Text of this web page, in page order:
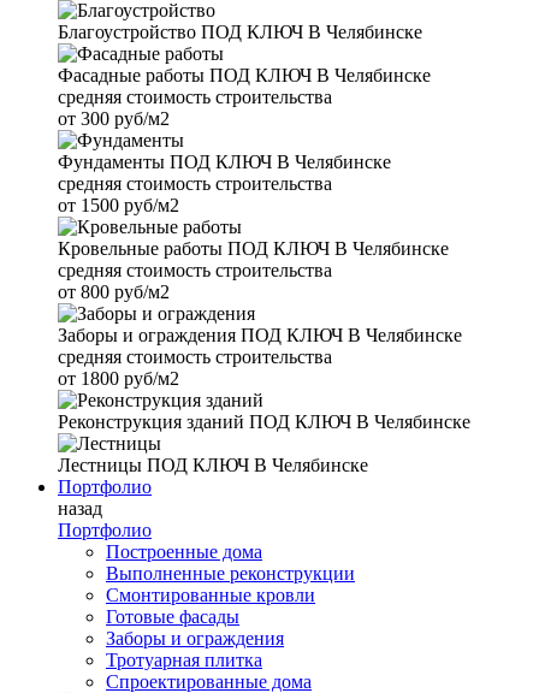
Благоустройство ПОД КЛЮЧ В Челябинске
Фасадные работы ПОД КЛЮЧ В Челябинске
средняя стоимость строительства
от 300 руб/м2
Фундаменты ПОД КЛЮЧ В Челябинске
средняя стоимость строительства
от 1500 руб/м2
Кровельные работы ПОД КЛЮЧ В Челябинске
средняя стоимость строительства
от 800 руб/м2
Заборы и ограждения ПОД КЛЮЧ В Челябинске
средняя стоимость строительства
от 1800 руб/м2
Реконструкция зданий ПОД КЛЮЧ В Челябинске
Лестницы ПОД КЛЮЧ В Челябинске
Портфолио
назад
Портфолио
Построенные дома
Выполненные реконструкции
Смонтированные кровли
Готовые фасады
Заборы и ограждения
Тротуарная плитка
Спроектированные дома